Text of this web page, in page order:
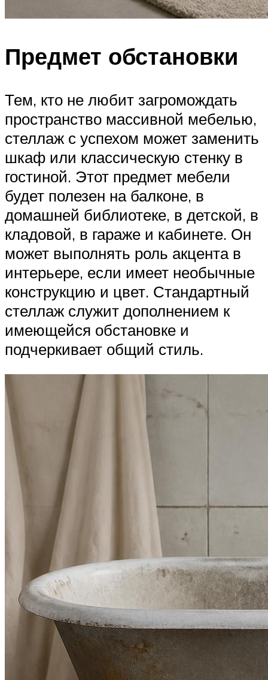
Предмет обстановки
Тем, кто не любит загромождать
пространство массивной мебелью,
стеллаж с успехом может заменить
шкаф или классическую стенку в
гостиной. Этот предмет мебели
будет полезен на балконе, в
домашней библиотеке, в детской, в
кладовой, в гараже и кабинете. Он
может выполнять роль акцента в
интерьере, если имеет необычные
конструкцию и цвет. Стандартный
стеллаж служит дополнением к
имеющейся обстановке и
подчеркивает общий стиль.